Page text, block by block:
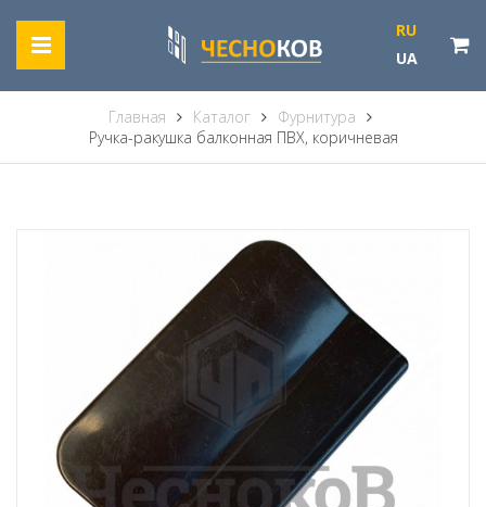
RU
UA
Главная Каталог
Фурнитура
Ручка-ракушка балконная ПВХ, коричневая